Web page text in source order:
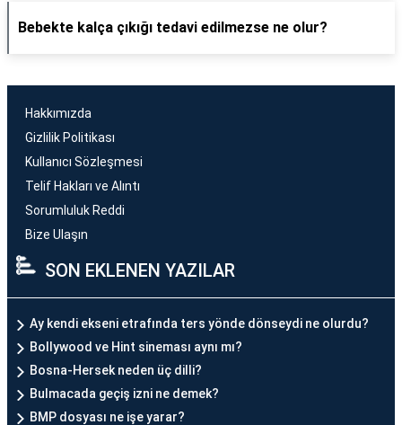
Bebekte kalça çıkığı tedavi edilmezse ne olur?
Hakkımızda
Gizlilik Politikası
Kullanıcı Sözleşmesi
Telif Hakları ve Alıntı
Sorumluluk Reddi
Bize Ulaşın
SON EKLENEN YAZILAR
Ay kendi ekseni etrafında ters yönde dönseydi ne olurdu?
Bollywood ve Hint sineması aynı mı?
Bosna-Hersek neden üç dilli?
Bulmacada geçiş izni ne demek?
BMP dosyası ne işe yarar?